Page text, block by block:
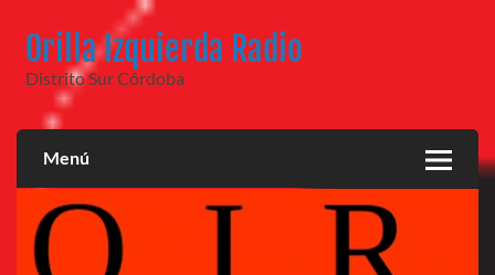
contenido
Orilla Izquierda Radio
Distrito Sur Córdoba
Menú